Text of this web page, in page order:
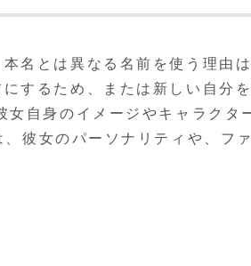
名とは異なる名前を使う理由は
するため、または新しい自分
自身のイメージやキャラクタ
彼女のパーソナリティや、フ